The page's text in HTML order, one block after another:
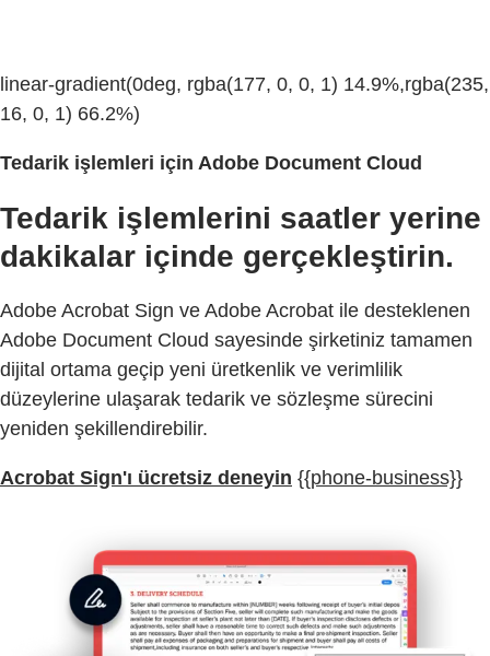
linear-gradient(0deg, rgba(177, 0, 0, 1) 14.9%,rgba(235,
16, 0, 1) 66.2%)
Tedarik işlemleri için Adobe Document Cloud
Tedarik işlemlerini saatler yerine
dakikalar içinde gerçekleştirin.
Adobe Acrobat Sign ve Adobe Acrobat ile desteklenen
Adobe Document Cloud sayesinde şirketiniz tamamen
dijital ortama geçip yeni üretkenlik ve verimlilik
düzeylerine ulaşarak tedarik ve sözleşme sürecini
yeniden şekillendirebilir.
Acrobat Sign'ı ücretsiz deneyin {{phone-business}}